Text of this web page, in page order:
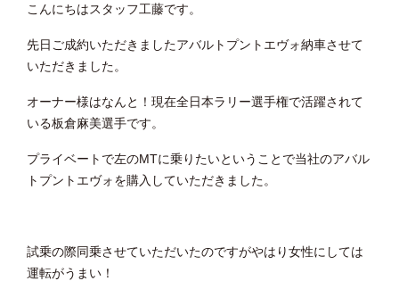
こんにちはスタッフ工藤です。
先日ご成約いただきましたアバルトプントエヴォ納車させて
いただきました。
オーナー様はなんと！現在全日本ラリー選手権で活躍されて
いる板倉麻美選手です。
プライベートで左のMTに乗りたいということで当社のアバル
トプントエヴォを購入していただきました。
試乗の際同乗させていただいたのですがやはり女性にしては
運転がうまい！